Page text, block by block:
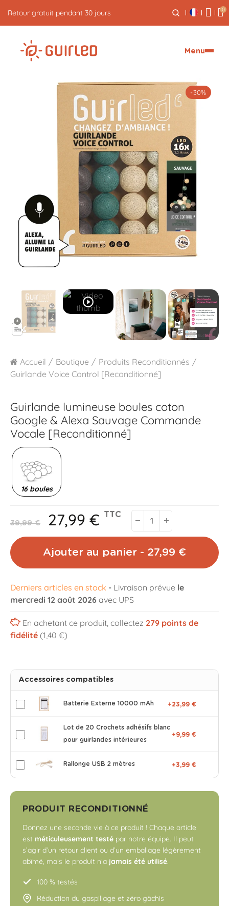
Livraison express offerte dès 59€ 0
Menu
-30%
play_circle_outline
Accueil Boutique
Produits Reconditionnés
Guirlande Voice Control [Reconditionné]
Guirlande lumineuse boules coton
Google & Alexa Sauvage Commande
Vocale [Reconditionné]
16 boules
39,99 € 27,99 € TTC
Ajouter au panier - 27,99 €
Derniers articles en stock - Livraison prévue le
mercredi 12 août 2026 avec UPS
En achetant ce produit, collectez 279points de
fidélité (1,40 €)
Accessoires compatibles
Batterie Externe 10000 mAh +23,99 €
Lot de 20 Crochets adhésifs blanc
pour guirlandes intérieures
+9,99 €
Rallonge USB 2 mètres +3,99 €
PRODUIT RECONDITIONNÉ
Donnez une seconde vie à ce produit ! Chaque article
est méticuleusement testé par notre équipe. Il peut
s’agir d’un retour client ou d’un emballage légèrement
abîmé, mais le produit n’a jamais été utilisé.
100 % testés
Réduction du gaspillage et zéro gâchis